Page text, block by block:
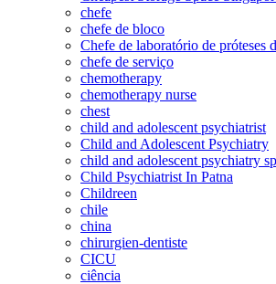
chefe
chefe de bloco
Chefe de laboratório de próteses
chefe de serviço
chemotherapy
chemotherapy nurse
chest
child and adolescent psychiatrist
Child and Adolescent Psychiatry
child and adolescent psychiatry
Child Psychiatrist In Patna
Childreen
chile
china
chirurgien-dentiste
CICU
ciência